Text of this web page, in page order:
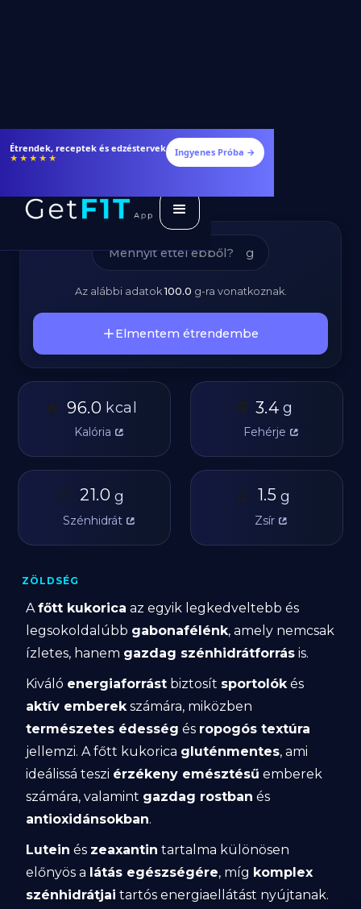
Étrendek, receptek és edzéstervek
★★★★★ Ingyenes Próba →
Főtt Kukorica -
Tápanyagok
g
Az alábbi adatok100.0 g-ra vonatkoznak.
Elmentem étrendembe
🔥 96.0 kcal
Kalória
🥩 3.4 g
Fehérje
🥔 21.0 g
Szénhidrát
🫒 1.5 g
Zsír
ZÖLDSÉG
Afőtt kukorica az egyik legkedveltebb és
legsokoldalúbb gabonafélénk, amely nemcsak
ízletes, hanem gazdag szénhidrátforrás is.
Kiváló energiaforrást biztosít sportolókés
aktív emberekszámára, miközben
természetes édesség és ropogós textúra
jellemzi. A főtt kukorica gluténmentes, ami
ideálissá teszi érzékeny emésztésű emberek
számára, valamint gazdag rostban és
antioxidánsokban.
Lutein és zeaxantin tartalma különösen
előnyös a látás egészségére, míg komplex
szénhidrátjai tartós energiaellátást nyújtanak.